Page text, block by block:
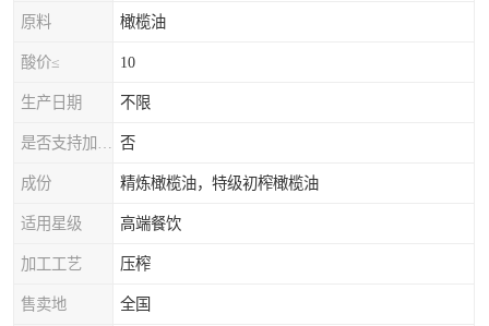
原料 橄榄油
酸价≤ 10
生产日期 不限
否
成份 精炼橄榄油，特级初榨橄榄油
适用星级 高端餐饮
加工工艺 压榨
售卖地 全国